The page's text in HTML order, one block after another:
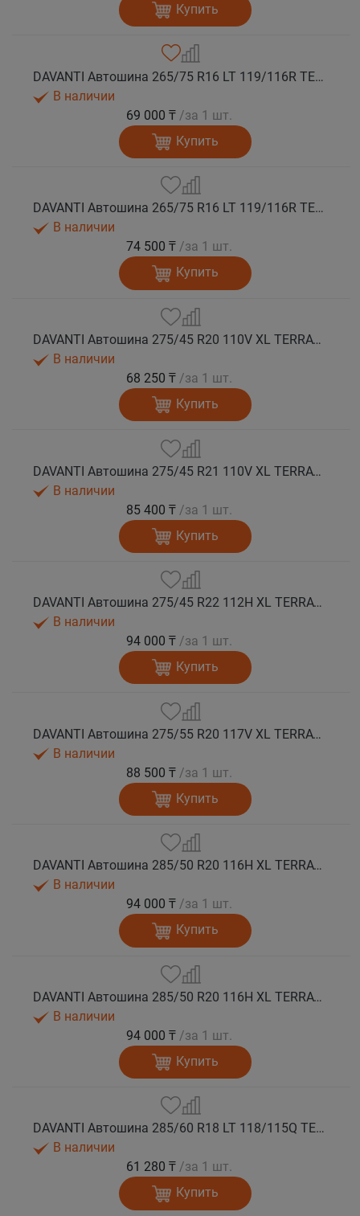
Купить
DAVANTI Автошина 265/75 R16 LT 119/116R TERRATOURA A/T RBL 8PR RPR M+S
В наличии
69 000 ₸ /за 1 шт.
Купить
DAVANTI Автошина 265/75 R16 LT 119/116R TERRATOURA A/T RWL 8PR RPR M+S
В наличии
74 500 ₸ /за 1 шт.
Купить
DAVANTI Автошина 275/45 R20 110V XL TERRATOURA A/T RWL RPR M+S
В наличии
68 250 ₸ /за 1 шт.
Купить
DAVANTI Автошина 275/45 R21 110V XL TERRATOURA A/T RBL RPR M+S
В наличии
85 400 ₸ /за 1 шт.
Купить
DAVANTI Автошина 275/45 R22 112H XL TERRATOURA A/T RWL RPR M+S
В наличии
94 000 ₸ /за 1 шт.
Купить
DAVANTI Автошина 275/55 R20 117V XL TERRATOURA A/T RWL RPR M+S
В наличии
88 500 ₸ /за 1 шт.
Купить
DAVANTI Автошина 285/50 R20 116H XL TERRATOURA A/T RBL RPR M+S
В наличии
94 000 ₸ /за 1 шт.
Купить
DAVANTI Автошина 285/50 R20 116H XL TERRATOURA A/T RWL RPR M+S
В наличии
94 000 ₸ /за 1 шт.
Купить
DAVANTI Автошина 285/60 R18 LT 118/115Q TERRATOURA A/T RBL 8PR RPR M+S
В наличии
61 280 ₸ /за 1 шт.
Купить